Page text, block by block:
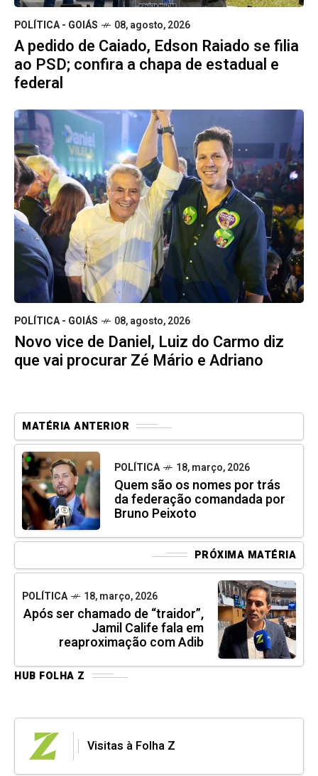
POLÍTICA - GOIÁS 08, agosto, 2026
A pedido de Caiado, Edson Raiado se filia
ao PSD; confira a chapa de estadual e
federal
POLÍTICA - GOIÁS 08, agosto, 2026
Novo vice de Daniel, Luiz do Carmo diz
que vai procurar Zé Mário e Adriano
MATÉRIA ANTERIOR
POLÍTICA 18, março, 2026
Quem são os nomes por trás
da federação comandada por
Bruno Peixoto
PRÓXIMA MATÉRIA
POLÍTICA 18, março, 2026
Após ser chamado de “traidor”,
Jamil Calife fala em
reaproximação com Adib
HUB FOLHA Z
Visitas à Folha Z